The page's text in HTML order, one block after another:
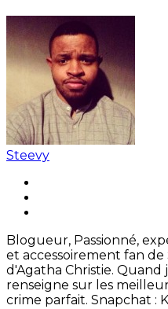
Steevy
Blogueur, Passionné,
et accessoirement fan
d'Agatha Christie. Quand
renseigne sur les
crime parfait. Snapchat :